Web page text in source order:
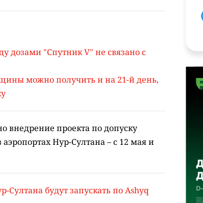
дозами "Спутник V" не связано с
можно получить и на 21-й день,
внедрение проекта по допуску
Нур-Султана – с 12 мая и
Султана будут запускать по Ashyq